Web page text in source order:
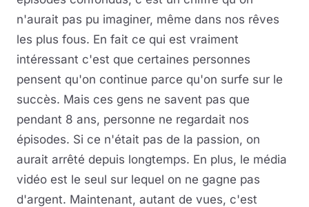
n'aurait pas pu imaginer, même dans nos rêves
les plus fous. En fait ce qui est vraiment
intéressant c'est que certaines personnes
pensent qu'on continue parce qu'on surfe sur le
succès. Mais ces gens ne savent pas que
pendant 8 ans, personne ne regardait nos
épisodes. Si ce n'était pas de la passion, on
aurait arrêté depuis longtemps. En plus, le média
vidéo est le seul sur lequel on ne gagne pas
d'argent. Maintenant, autant de vues, c'est